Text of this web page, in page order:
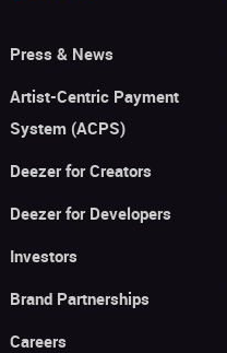
Press & News
Artist-Centric Payment
System (ACPS)
Deezer for Creators
Deezer for Developers
Investors
Brand Partnerships
Careers